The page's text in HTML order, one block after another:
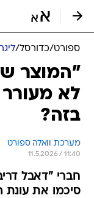
ספורט/כדורסל/
"המוצר
לא מעורר
בזה?
מערכת וואלה ספורט
11.5.2026 / 11:40
חברי "דאבל
סיכמו את עונת